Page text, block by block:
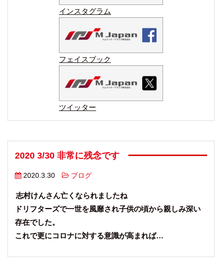
インスタグラム
フェイスブック
ツイッター
2020 3/30 非常に残念です
2020.3.30 ブログ
志村けんさん亡くなられましたね
ドリフターズで一世を風靡され子供の頃から親しみ深い
存在でした。
これで更にコロナに対する意識が高まれば…